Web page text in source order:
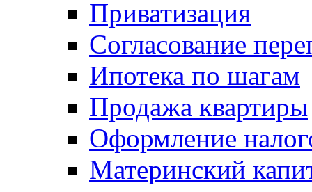
Приватизация
Согласование
Ипотека по шагам
Продажа квартиры
Оформление
Материнский